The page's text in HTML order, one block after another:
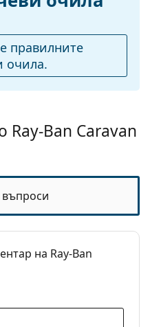
правилните
очила.
Ray-Ban Caravan
на Ray-Ban